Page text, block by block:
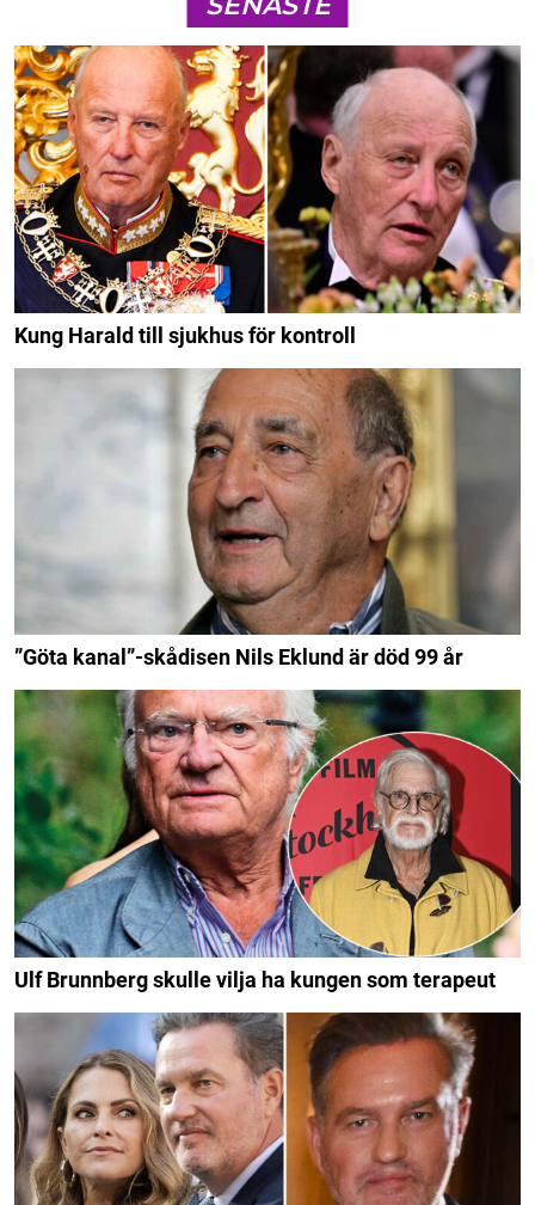
Kung Harald till sjukhus för kontroll
”Göta kanal”-skådisen Nils Eklund är död 99 år
Ulf Brunnberg skulle vilja ha kungen som terapeut